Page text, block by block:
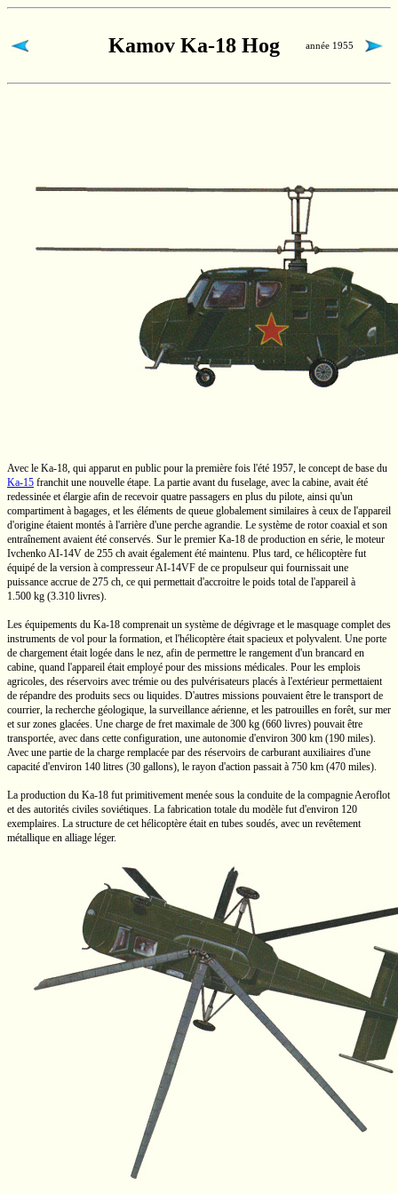
Kamov Ka-18 Hog année 1955
Avec le Ka-18, qui apparut en public pour la première fois l'été 1957, le concept de base du
Ka-15 franchit une nouvelle étape. La partie avant du fuselage, avec la cabine, avait été
redessinée et élargie afin de recevoir quatre passagers en plus du pilote, ainsi qu'un
compartiment à bagages, et les éléments de queue globalement similaires à ceux de l'appareil
d'origine étaient montés à l'arrière d'une perche agrandie. Le système de rotor coaxial et son
entraînement avaient été conservés. Sur le premier Ka-18 de production en série, le moteur
IvchenkoAI-14V de 255 ch avait également été maintenu. Plus tard, ce hélicoptère fut
équipé de la version à compresseurAI-14VF de ce propulseur qui fournissait une
puissance accrue de 275 ch, ce qui permettait d'accroitre le poids total de l'appareil à
1.500 kg (3.310 livres).
Les équipements du Ka-18 comprenait un système de dégivrage et le masquage complet des
instruments de vol pour la formation, et l'hélicoptère était spacieux et polyvalent. Une porte
de chargement était logée dans le nez, afin de permettre le rangement d'un brancard en
cabine, quand l'appareil était employé pour des missions médicales. Pour les emplois
agricoles, des réservoirs avec trémie ou des pulvérisateurs placés à l'extérieur permettaient
de répandre des produits secs ou liquides. D'autres missions pouvaient être le transport de
courrier, la recherche géologique, la surveillance aérienne, et les patrouilles en forêt, sur mer
et sur zones glacées. Une charge de fret maximale de 300 kg (660 livres) pouvait être
transportée, avec dans cette configuration, une autonomie d'environ 300 km (190 miles).
Avec une partie de la charge remplacée par des réservoirs de carburant auxiliaires d'une
capacité d'environ 140 litres (30 gallons), le rayon d'action passait à 750 km (470 miles).
La production du Ka-18 fut primitivement menée sous la conduite de la compagnie Aeroflot
et des autorités civiles soviétiques. La fabrication totale du modèle fut d'environ 120
exemplaires. La structure de cet hélicoptère était en tubes soudés, avec un revêtement
métallique en alliage léger.